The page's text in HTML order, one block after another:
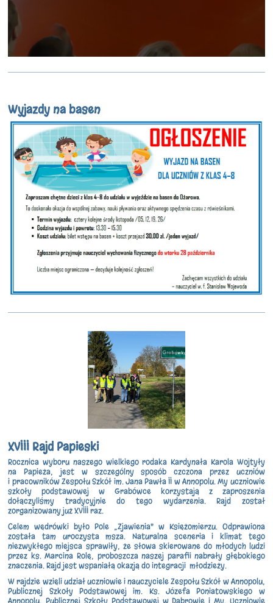
Wyjazdy na basen
XVIII Rajd Papieski
Rocznica wyboru naszego wielkiego rodaka Kardynała Karola Wojtyły
na Papieża, jest w szczególny sposób czczona przez uczniów
i pracowników Zespołu Szkół im. Jana Pawła II w Annopolu. My uczniowie
szkoły podstawowej w Grabówce korzystają z zaproszenia
dołączyliśmy tradycyjnie do tego wydarzenia. Rajd został
zorganizowany już XVIII raz.
Celem wędrówki było Pole „Zjawienia" w Księżomierzu. Odprawiona
została tam uroczysta msza. Naturalna sceneria i klimat tego
niezwykłego miejsca sprawiły, że słowa skierowane do młodych ludzi
przez ks. Marcina Rolę, proboszcza naszej parafii nabrały głębokiego
znaczenia. Rajd jest wspaniałą okazją do integracji młodzieży.
W rajdzie wzięli udział uczniowie i nauczyciele Zespołu Szkół w Annopolu,
Publicznej Szkoły Podstawowej im. Ks. Józefa Poniatowskiego w
Annopolu, Publicznej Szkoły Podstawowej w Dąbrowie i My. Uczniowie